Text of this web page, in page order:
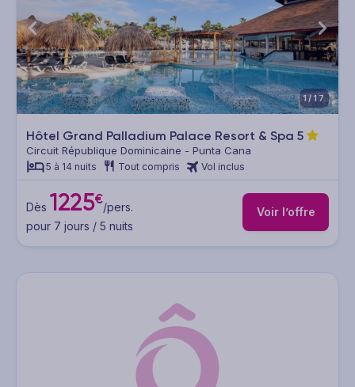
1/17
Hôtel Grand Palladium Palace Resort & Spa 5
Circuit République Dominicaine - Punta Cana
5 à 14 nuits Tout compris Vol inclus
Dès 1225€/pers.
pour 7 jours / 5 nuits
Voir l’offre